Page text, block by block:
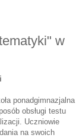
w
ponadgimnazjalna
obsługi testu
Uczniowie
na swoich